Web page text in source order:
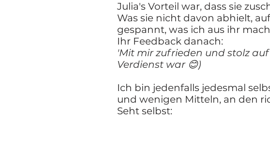
Julia's Vorteil war, dass sie
Was sie nicht davon abhielt,
gespannt, was ich aus ihr
Ihr Feedback danach:
'Mit mir zufrieden und stolz
Verdienst war 😊)
Ich bin jedenfalls jedesmal
und wenigen Mitteln, an den
Seht selbst: